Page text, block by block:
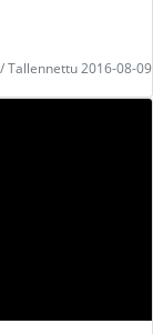
Tallennettu 2016-08-09